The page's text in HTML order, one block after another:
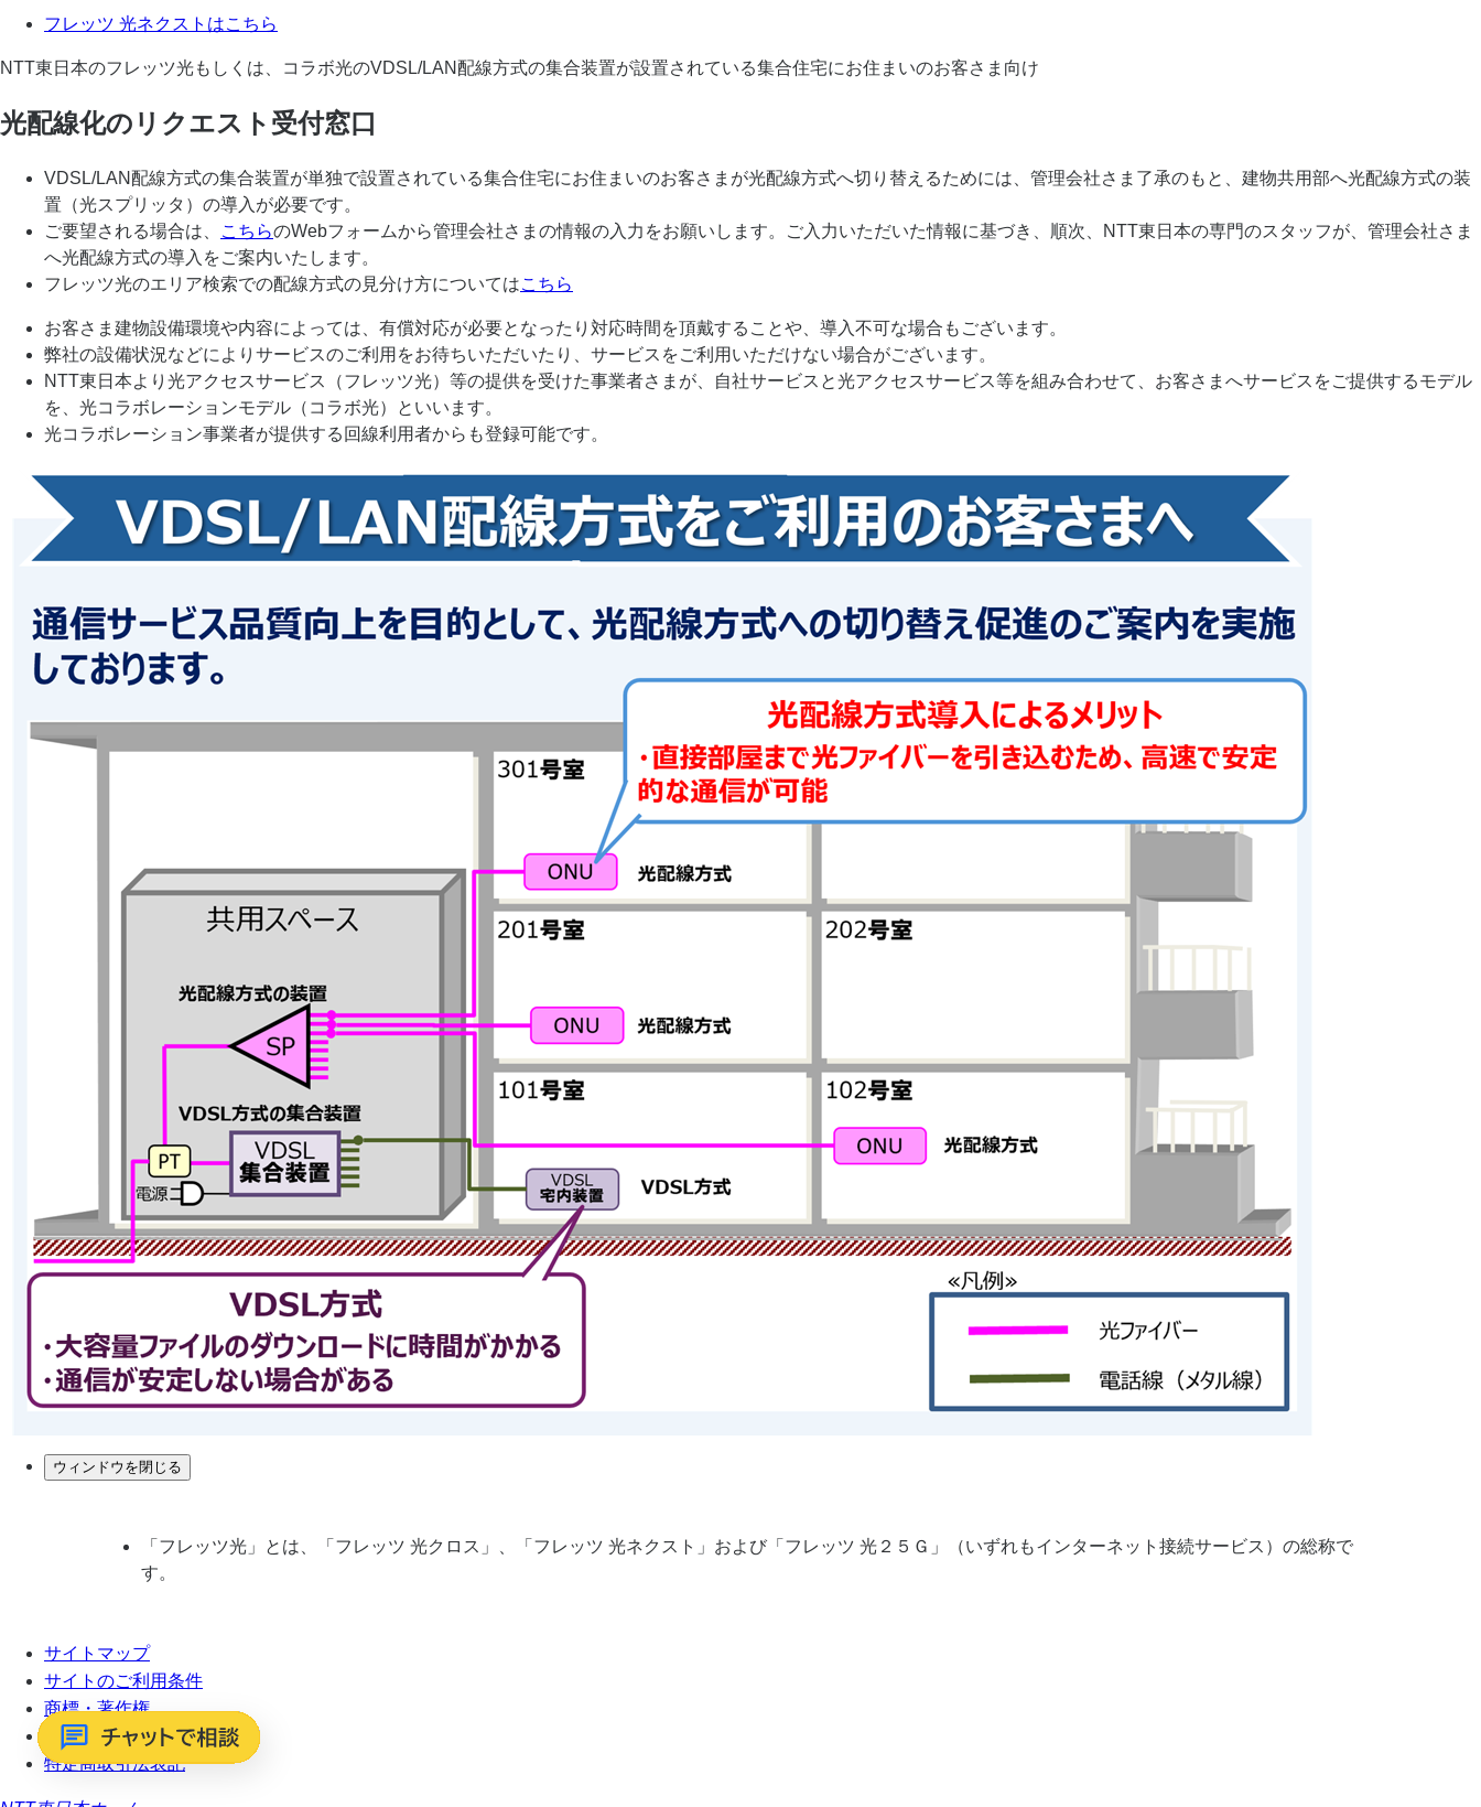
フレッツ 光ネクストはこちら
NTT東日本のフレッツ光もしくは、コラボ光のVDSL/LAN配線方式の集合装置が設置されている集合住宅にお住まいのお客さま向け
光配線化のリクエスト受付窓口
VDSL/LAN配線方式の集合装置が単独で設置されている集合住宅にお住まいのお客さまが光配線方式へ切り替えるためには、管理会社さま了承のもと、建物共用部へ光配線方式の装
置（光スプリッタ）の導入が必要です。
ご要望される場合は、
こちらのWebフォームから管理会社さまの情報の入力をお願いします。ご入力いただいた情報に基づき、順次、NTT東日本の専門のスタッフが、管理会社さま
へ光配線方式の導入をご案内いたします。
フレッツ光のエリア検索での配線方式の見分け方についてはこちら
お客さま建物設備環境や内容によっては、有償対応が必要となったり対応時間を頂戴することや、導入不可な場合もございます。
弊社の設備状況などによりサービスのご利用をお待ちいただいたり、サービスをご利用いただけない場合がございます。
NTT東日本より光アクセスサービス（フレッツ光）等の提供を受けた事業者さまが、自社サービスと光アクセスサービス等を組み合わせて、お客さまへサービスをご提供するモデル
を、光コラボレーションモデル（コラボ光）といいます。
光コラボレーション事業者が提供する回線利用者からも登録可能です。
ウィンドウを閉じる
「フレッツ光」とは、「フレッツ 光クロス」、「フレッツ 光ネクスト」および「フレッツ 光２５Ｇ」（いずれもインターネット接続サービス）の総称で
す。
サイトマップ
サイトのご利用条件
商標・著作権
プライバシーポリシー
特定商取引法表記